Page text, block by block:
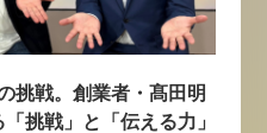
挑戦。創業者・髙田明
挑戦」と「伝える力」